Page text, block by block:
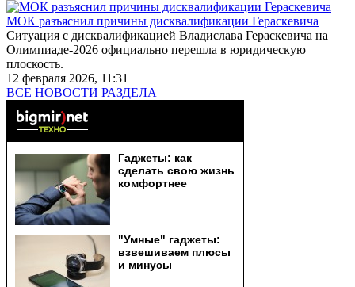
МОК разъяснил причины дисквалификации Гераскевича
Ситуация с дисквалификацией Владислава Гераскевича на
Олимпиаде-2026 официально перешла в юридическую
плоскость.
12 февраля 2026, 11:31
ВСЕ НОВОСТИ РАЗДЕЛА